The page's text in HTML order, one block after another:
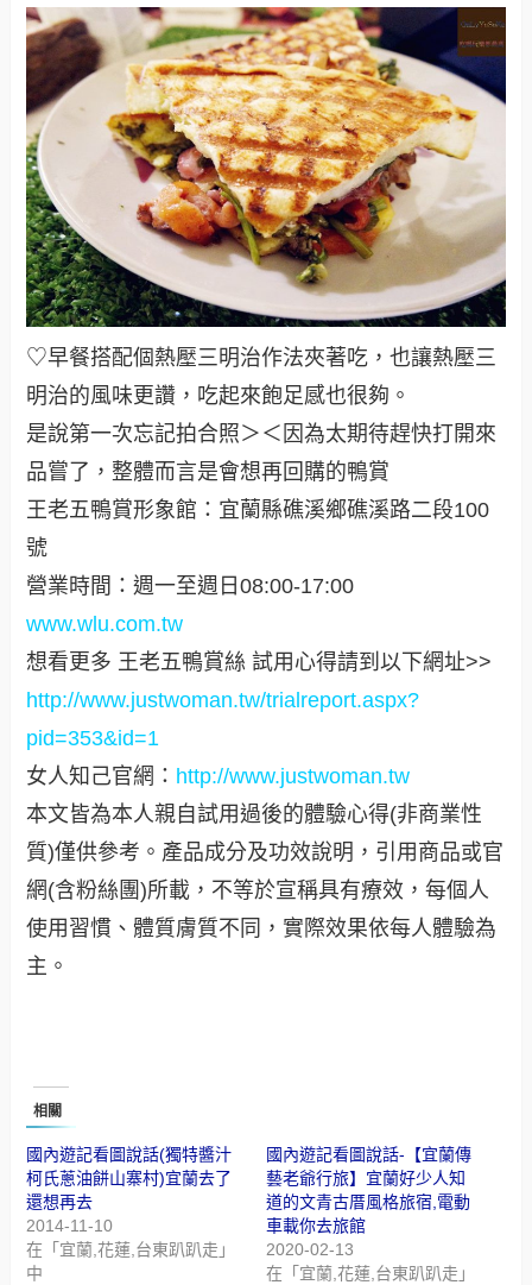
♡早餐搭配個熱壓三明治作法夾著吃，也讓熱壓三
明治的風味更讚，吃起來飽足感也很夠 。
是說第一次忘記拍合照＞＜因為太期待趕快打開來
品嘗了，整體而言是會想再回購的鴨賞
王老五鴨賞形象館：宜蘭縣礁溪鄉礁溪路二段100
號
營業時間：週一至週日08:00-17:00
www.wlu.com.tw
想看更多 王老五鴨賞絲 試用心得請到以下網址>>
http://www.justwoman.tw/trialreport.aspx?
pid=353&id=1
女人知己官網： http://www.justwoman.tw
本文皆為本人親自試用過後的體驗心得(非商業性
質)僅供參考。產品成分及功效說明，引用商品或官
網(含粉絲團)所載，不等於宣稱具有療效，每個人
使用習慣、體質膚質不同，實際效果依每人體驗為
主。
相關
國內遊記看圖說話(獨特醬汁
柯氏蔥油餅山寨村)宜蘭去了
還想再去
2014-11-10
在「宜蘭,花蓮,台東趴趴走」
中
國內遊記看圖說話-【宜蘭傳
藝老爺行旅】宜蘭好少人知
道的文青古厝風格旅宿,電動
車載你去旅館
2020-02-13
在「宜蘭,花蓮,台東趴趴走」